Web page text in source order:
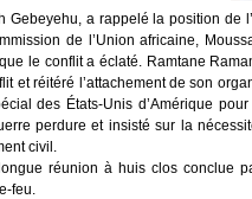
Gebeyehu, a rappelé la position
de l’Union africaine,
le conflit a éclaté. Ramtane
et réitéré l’attachement de son
des États-Unis d’Amérique
perdure et insisté sur la
civil.
réunion à huis clos conclue
feu.